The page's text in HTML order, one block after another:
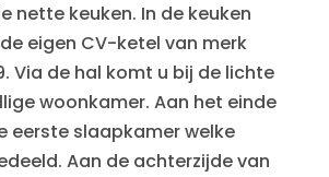
nette keuken. In de keuken
eigen CV-ketel van merk
Via de hal komt u bij de lichte
woonkamer. Aan het einde
eerste slaapkamer welke
Aan de achterzijde van